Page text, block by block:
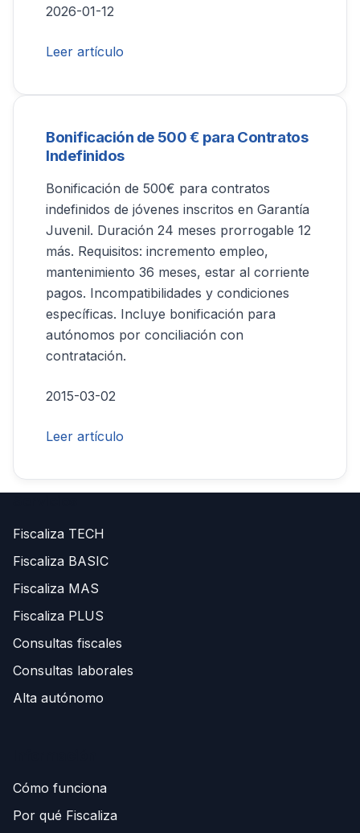
2026-01-12
Leer artículo
Bonificación de 500 € para Contratos
Indefinidos
Bonificación de 500€ para contratos
indefinidos de jóvenes inscritos en Garantía
Juvenil. Duración 24 meses prorrogable 12
más. Requisitos: incremento empleo,
mantenimiento 36 meses, estar al corriente
pagos. Incompatibilidades y condiciones
específicas. Incluye bonificación para
autónomos por conciliación con
contratación.
2015-03-02
Leer artículo
Fiscaliza TECH
Fiscaliza BASIC
Fiscaliza MAS
Fiscaliza PLUS
Consultas fiscales
Consultas laborales
Alta autónomo
Cómo funciona
Por qué Fiscaliza